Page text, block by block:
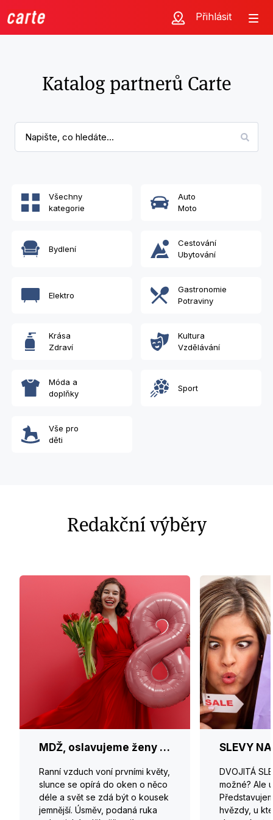
Přihlásit
Katalog partnerů Carte
Všechny
kategorie
Auto
Moto
Bydlení
Cestování
Ubytování
Elektro
Gastronomie
Potraviny
Krása
Zdraví
Kultura
Vzdělávání
Móda a
doplňky
Sport
Vše pro
děti
Redakční výběry
MDŽ, oslavujeme ženy a jejich jedinečnost
Ranní vzduch voní prvními květy,
slunce se opírá do oken o něco
déle a svět se zdá být o kousek
jemnější. Úsměv, podaná ruka
SLEVY
DVOJITÁ
možné? Ale
hvězdy, u